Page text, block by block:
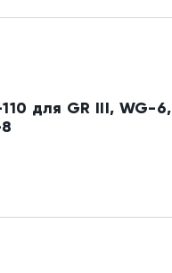
для GR III, WG-6,